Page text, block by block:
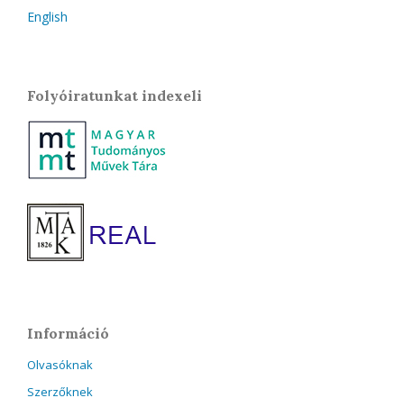
English
Folyóiratunkat indexeli
Információ
Olvasóknak
Szerzőknek